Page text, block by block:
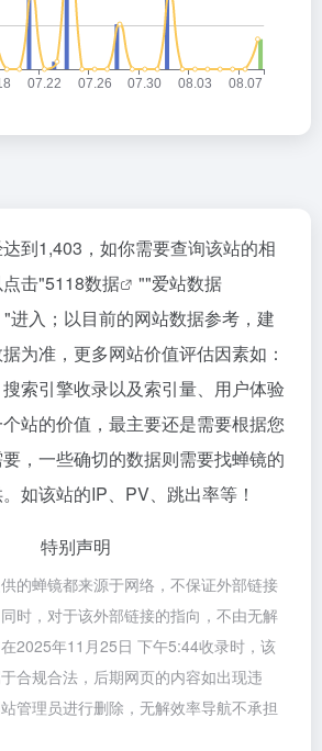
到1,403，如你需要查询该站的相
击"5118数据 ""爱站数据
"进入；以目前的网站数据参考，建
为准，更多网站价值评估因素如：
索引擎收录以及索引量、用户体验
站的价值，最主要还是需要根据您
，一些确切的数据则需要找蝉镜的
如该站的IP、PV、跳出率等！
特别声明
的蝉镜都来源于网络，不保证外部链接
时，对于该外部链接的指向，不由无解
2025年11月25日 下午5:44收录时，该
合规合法，后期网页的内容如出现违
管理员进行删除，无解效率导航不承担